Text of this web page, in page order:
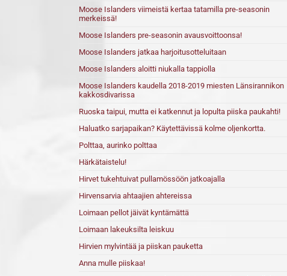
Moose Islanders viimeistä kertaa tatamilla pre-seasonin
merkeissä!
Moose Islanders pre-seasonin avausvoittoonsa!
Moose Islanders jatkaa harjoitusotteluitaan
Moose Islanders aloitti niukalla tappiolla
Moose Islanders kaudella 2018-2019 miesten Länsirannikon
kakkosdivarissa
Ruoska taipui, mutta ei katkennut ja lopulta piiska paukahti!
Haluatko sarjapaikan? Käytettävissä kolme oljenkortta.
Polttaa, aurinko polttaa
Härkätaistelu!
Hirvet tukehtuivat pullamössöön jatkoajalla
Hirvensarvia ahtaajien ahtereissa
Loimaan pellot jäivät kyntämättä
Loimaan lakeuksilta leiskuu
Hirvien mylvintää ja piiskan pauketta
Anna mulle piiskaa!